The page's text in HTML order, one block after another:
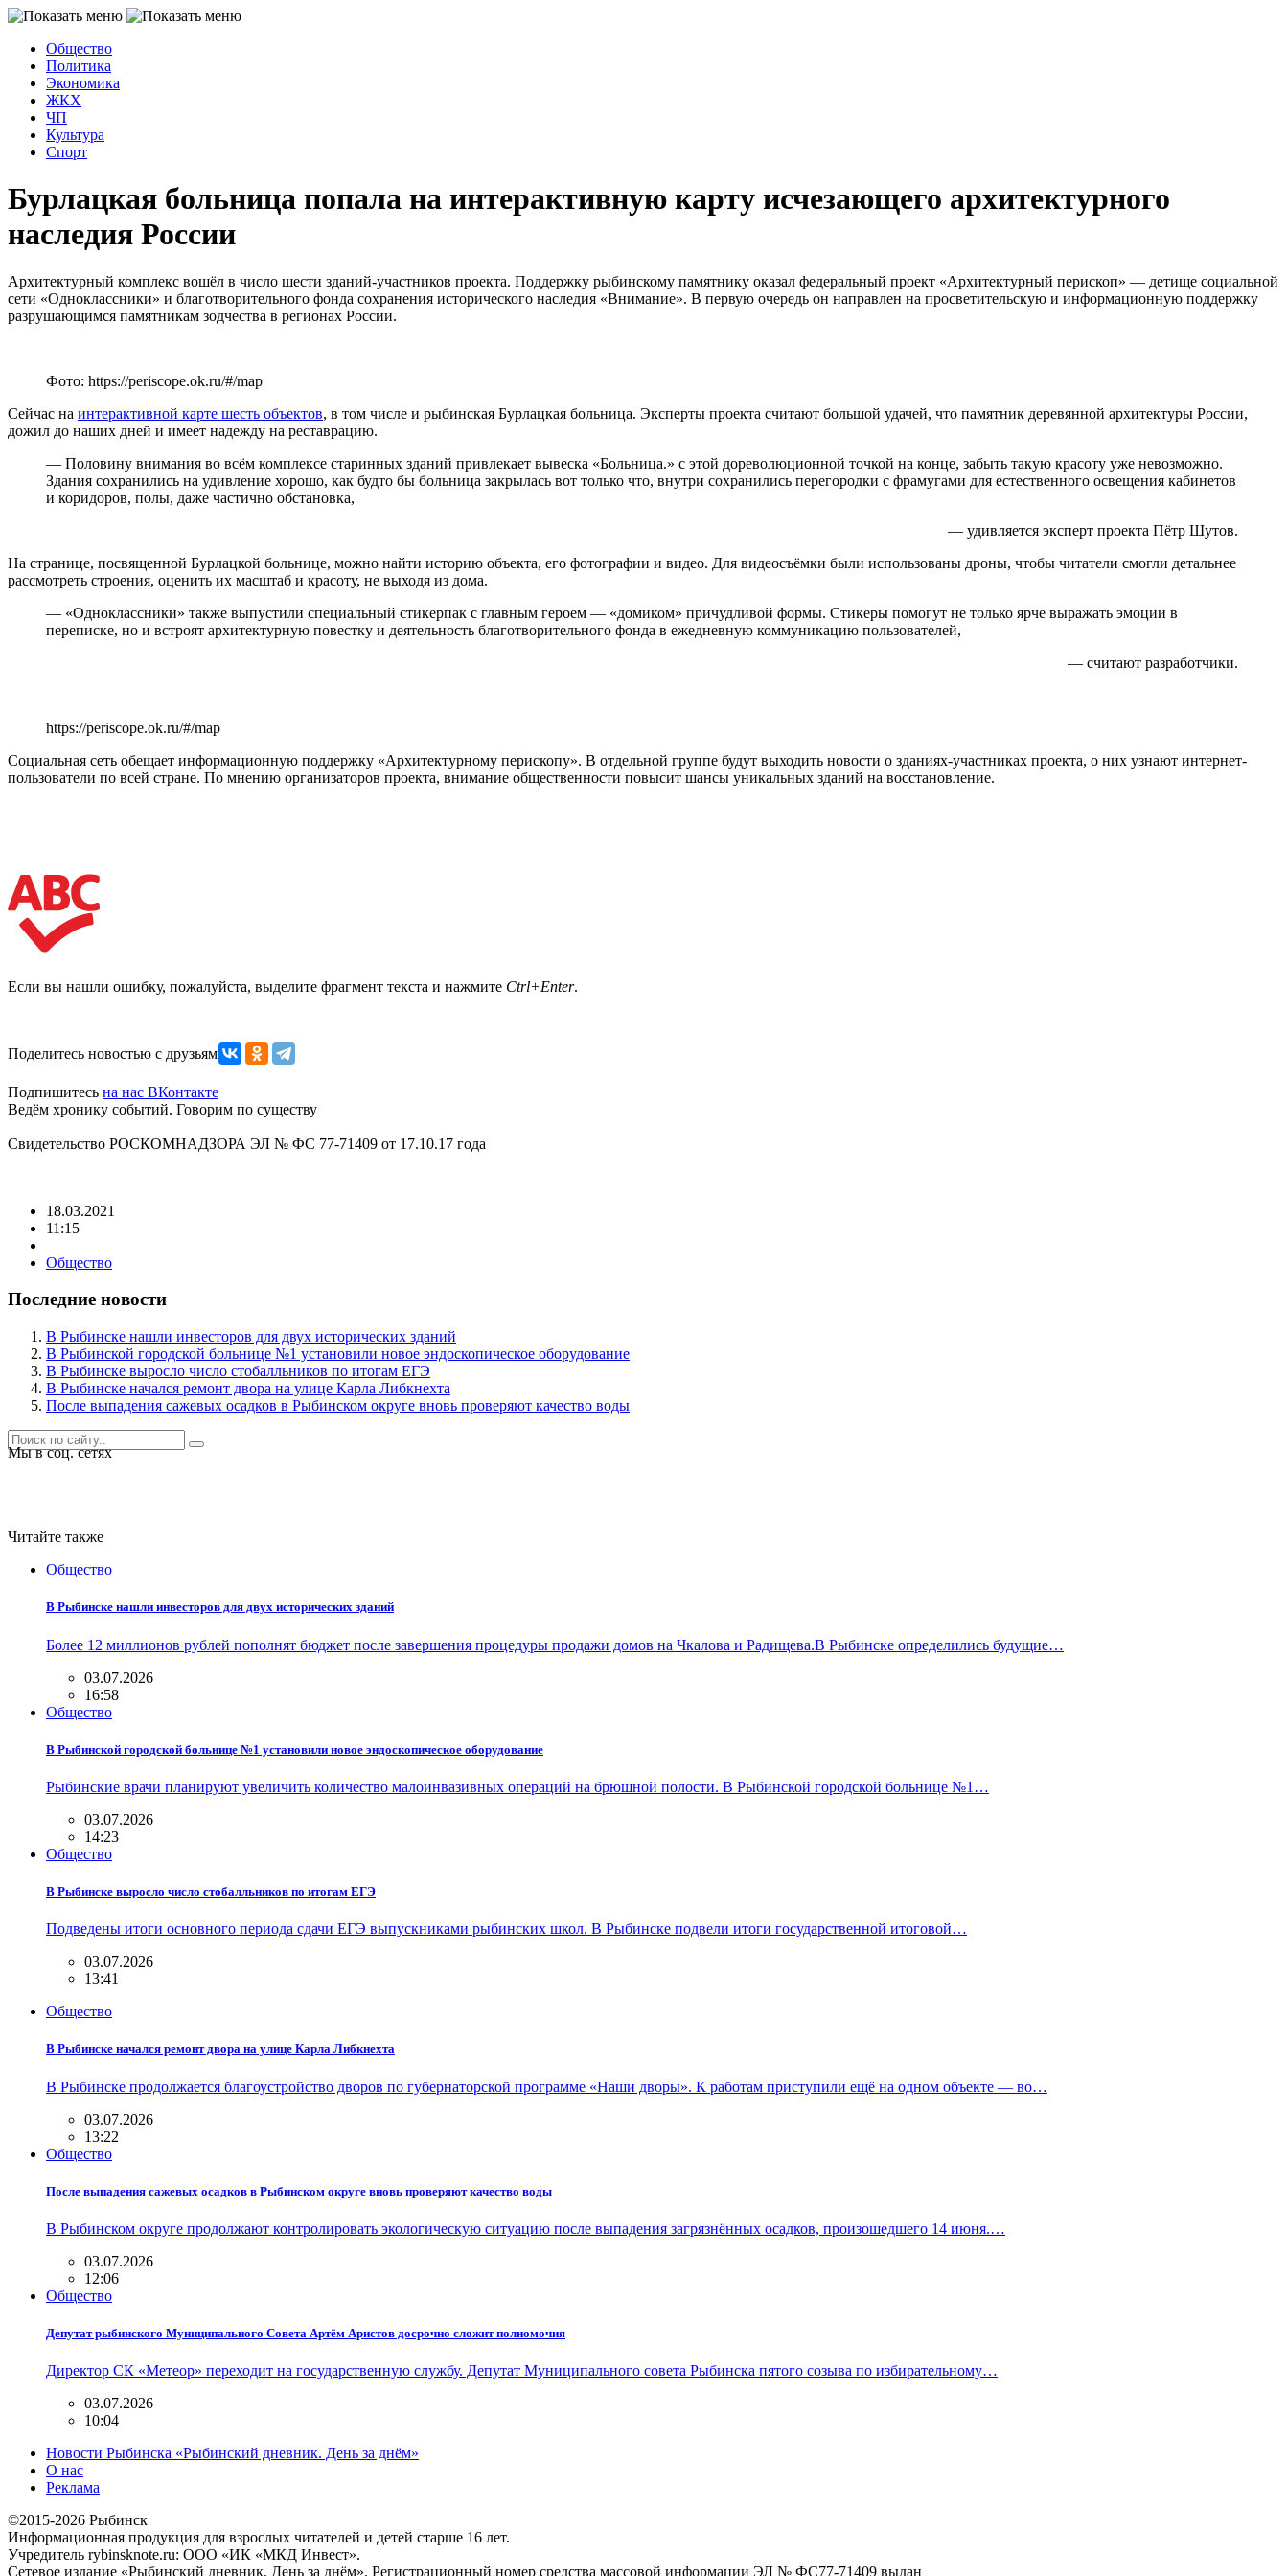
Общество
Политика
Экономика
ЖКХ
ЧП
Культура
Спорт
Бурлацкая больница попала на интерактивную карту исчезающего архитектурного
наследия России
Архитектурный комплекс вошёл в число шести зданий-участников проекта. Поддержку рыбинскому памятнику оказал федеральный проект «Архитектурный перископ» — детище социальной
сети «Одноклассники» и благотворительного фонда сохранения исторического наследия «Внимание». В первую очередь он направлен на просветительскую и информационную поддержку
разрушающимся памятникам зодчества в регионах России.
Фото: https://periscope.ok.ru/#/map
Сейчас на интерактивной карте шесть объектов, в том числе и рыбинская Бурлацкая больница. Эксперты проекта считают большой удачей, что памятник деревянной архитектуры России,
дожил до наших дней и имеет надежду на реставрацию.
— Половину внимания во всём комплексе старинных зданий привлекает вывеска «Больница.» с этой дореволюционной точкой на конце, забыть такую красоту уже невозможно.
Здания сохранились на удивление хорошо, как будто бы больница закрылась вот только что, внутри сохранились перегородки с фрамугами для естественного освещения кабинетов
и коридоров, полы, даже частично обстановка,
— удивляется эксперт проекта Пётр Шутов.
На странице, посвященной Бурлацкой больнице, можно найти историю объекта, его фотографии и видео. Для видеосъёмки были использованы дроны, чтобы читатели смогли детальнее
рассмотреть строения, оценить их масштаб и красоту, не выходя из дома.
— «Одноклассники» также выпустили специальный стикерпак с главным героем — «домиком» причудливой формы. Стикеры помогут не только ярче выражать эмоции в
переписке, но и встроят архитектурную повестку и деятельность благотворительного фонда в ежедневную коммуникацию пользователей,
— считают разработчики.
https://periscope.ok.ru/#/map
Социальная сеть обещает информационную поддержку «Архитектурному перископу». В отдельной группе будут выходить новости о зданиях-участниках проекта, о них узнают интернет-
пользователи по всей стране. По мнению организаторов проекта, внимание общественности повысит шансы уникальных зданий на восстановление.
Если вы нашли ошибку, пожалуйста, выделите фрагмент текста и нажмите Ctrl+Enter.
Поделитесь новостью с друзьями
Подпишитесь на нас ВКонтакте
Ведём хронику событий. Говорим по существу
Свидетельство РОСКОМНАДЗОРА ЭЛ № ФС 77-71409 от 17.10.17 года
18.03.2021
11:15
Общество
Последние новости
В Рыбинске нашли инвесторов для двух исторических зданий
В Рыбинской городской больнице №1 установили новое эндоскопическое оборудование
В Рыбинске выросло число стобалльников по итогам ЕГЭ
В Рыбинске начался ремонт двора на улице Карла Либкнехта
После выпадения сажевых осадков в Рыбинском округе вновь проверяют качество воды
Мы в соц. сетях
Читайте также
Общество
В Рыбинске нашли инвесторов для двух исторических зданий
Более 12 миллионов рублей пополнят бюджет после завершения процедуры продажи домов на Чкалова и Радищева.В Рыбинске определились будущие…
03.07.2026
16:58
Общество
В Рыбинской городской больнице №1 установили новое эндоскопическое оборудование
Рыбинские врачи планируют увеличить количество малоинвазивных операций на брюшной полости. В Рыбинской городской больнице №1…
03.07.2026
14:23
Общество
В Рыбинске выросло число стобалльников по итогам ЕГЭ
Подведены итоги основного периода сдачи ЕГЭ выпускниками рыбинских школ. В Рыбинске подвели итоги государственной итоговой…
03.07.2026
13:41
Общество
В Рыбинске начался ремонт двора на улице Карла Либкнехта
В Рыбинске продолжается благоустройство дворов по губернаторской программе «Наши дворы». К работам приступили ещё на одном объекте — во…
03.07.2026
13:22
Общество
После выпадения сажевых осадков в Рыбинском округе вновь проверяют качество воды
В Рыбинском округе продолжают контролировать экологическую ситуацию после выпадения загрязнённых осадков, произошедшего 14 июня.…
03.07.2026
12:06
Общество
Депутат рыбинского Муниципального Совета Артём Аристов досрочно сложит полномочия
Директор СК «Метеор» переходит на государственную службу. Депутат Муниципального совета Рыбинска пятого созыва по избирательному…
03.07.2026
10:04
Новости Рыбинска «Рыбинский дневник. День за днём»
О нас
Реклама
©2015-2026 Рыбинск
Информационная продукция для взрослых читателей и детей старше 16 лет.
Учредитель rybinsknote.ru: ООО «ИК «МКД Инвест».
Сетевое издание «Рыбинский дневник. День за днём». Регистрационный номер средства массовой информации ЭЛ № ФС77-71409 выдан